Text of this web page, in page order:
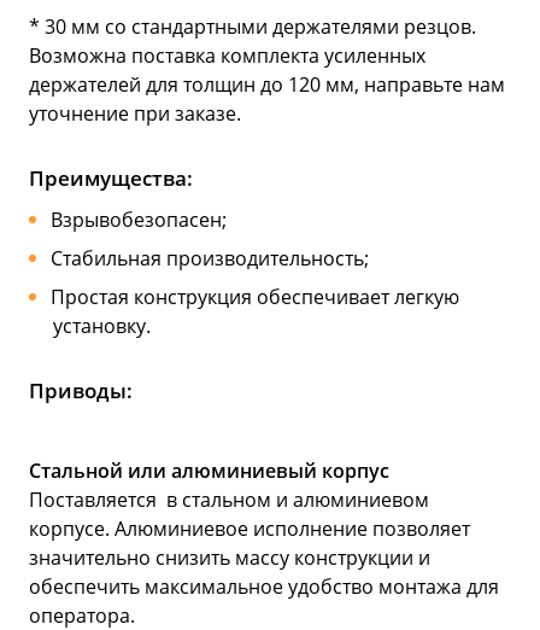
* 30 мм со стандартными держателями резцов.
Возможна поставка комплекта усиленных
держателей для толщин до 120 мм, направьте нам
уточнение при заказе.
Преимущества:
Взрывобезопасен;
Стабильная производительность;
Простая конструкция обеспечивает легкую
установку.
Приводы:
Стальной или алюминиевый корпус
Поставляется в стальном и алюминиевом
корпусе. Алюминиевое исполнение позволяет
значительно снизить массу конструкции и
обеспечить максимальное удобство монтажа для
оператора.